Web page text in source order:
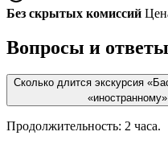
Без скрытых комиссий
Вопросы и ответы
Сколько длится экскурсия
Продолжительность: 2 часа.